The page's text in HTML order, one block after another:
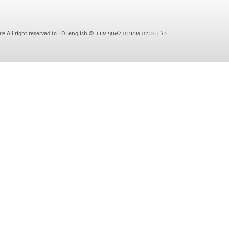
כל הזכויות שמורות לאסף עובד © Copyright - 2019 All right reserved to LOLenglish